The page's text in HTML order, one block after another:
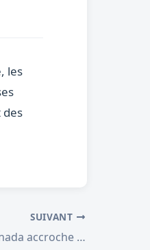
les
SUIVANT
Coupe du Monde 2026 : USA triomphe, Canada accroche — bilan de la deuxième journée